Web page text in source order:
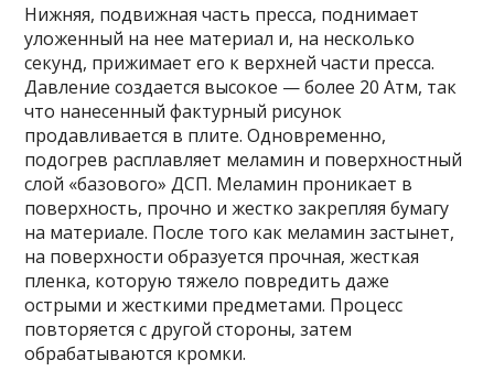
Нижняя, подвижная часть пресса, поднимает
уложенный на нее материал и, на несколько
секунд, прижимает его к верхней части пресса.
Давление создается высокое — более 20 Атм, так
что нанесенный фактурный рисунок
продавливается в плите. Одновременно,
подогрев расплавляет меламин и поверхностный
слой «базового» ДСП. Меламин проникает в
поверхность, прочно и жестко закрепляя бумагу
на материале. После того как меламин застынет,
на поверхности образуется прочная, жесткая
пленка, которую тяжело повредить даже
острыми и жесткими предметами. Процесс
повторяется с другой стороны, затем
обрабатываются кромки.